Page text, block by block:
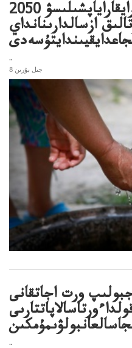
2050 جىلعا قارايقاراياپشىلىسۋ
ازسالدارىنانداي
..
8 جىل بۇرىن
ورت اجاتقانى
..